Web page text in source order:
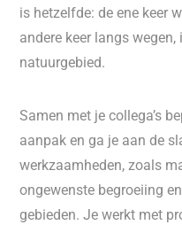
is hetzelfde: de ene keer
andere keer langs
natuurgebied.
Samen met je collega’s
aanpak en ga je aan de
werkzaamheden, zoals
ongewenste begroeiing
gebieden. Je werkt met